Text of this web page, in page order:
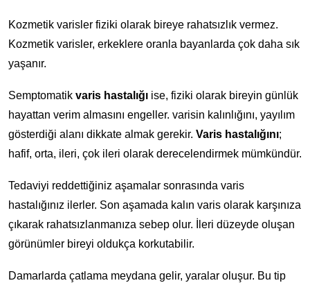
Kozmetik varisler fiziki olarak bireye rahatsızlık vermez.
Kozmetik varisler, erkeklere oranla bayanlarda çok daha sık
yaşanır.
Semptomatik varis hastalığı ise, fiziki olarak bireyin günlük
hayattan verim almasını engeller. varisin kalınlığını, yayılım
gösterdiği alanı dikkate almak gerekir. Varis hastalığını;
hafif, orta, ileri, çok ileri olarak derecelendirmek mümkündür.
Tedaviyi reddettiğiniz aşamalar sonrasında varis
hastalığınız ilerler. Son aşamada kalın varis olarak karşınıza
çıkarak rahatsızlanmanıza sebep olur. İleri düzeyde oluşan
görünümler bireyi oldukça korkutabilir.
Damarlarda çatlama meydana gelir, yaralar oluşur. Bu tip